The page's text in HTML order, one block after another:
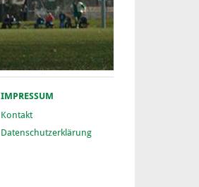
IMPRESSUM
Kontakt
Datenschutzerklärung